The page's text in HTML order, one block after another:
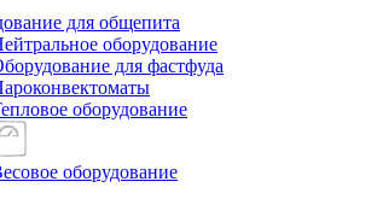
для общепита
оборудование
для фастфуда
оборудование
оборудование